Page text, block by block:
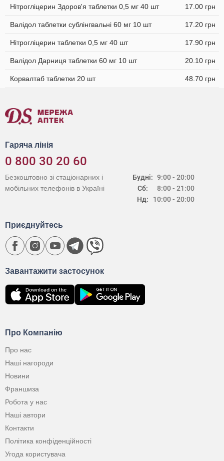
Нітрогліцерин Здоров'я таблетки 0,5 мг 40 шт 17.00 грн
Валідол таблетки сублінгвальні 60 мг 10 шт 17.20 грн
Нітрогліцерин таблетки 0,5 мг 40 шт 17.90 грн
Валідол Дарниця таблетки 60 мг 10 шт 20.10 грн
Корвалтаб таблетки 20 шт 48.70 грн
Гаряча лінія
0 800 30 20 60
Будні:
Сб:
Нд:
9:00 - 20:00
8:00 - 21:00
10:00 - 20:00
Безкоштовно зі стаціонарних і
мобільних телефонів в Україні
Про Компанію
Про нас
Наші нагороди
Новини
Франшиза
Робота у нас
Наші автори
Контакти
Політика конфіденційності
Угода користувача
Завантажити застосунок
Приєднуйтесь